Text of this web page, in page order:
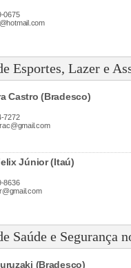
0675
Esportes, Lazer e
Castro (Bradesco)
7272
Júnior (Itaú)
8636
Saúde e Segurança
(Bradesco)